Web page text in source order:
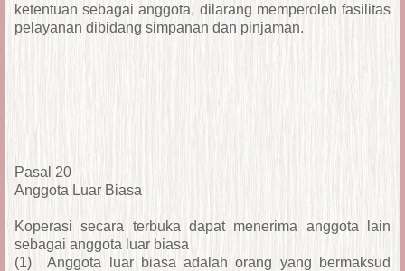
ketentuan sebagai anggota, dilarang memperoleh fasilitas
pelayanan dibidang simpanan dan pinjaman.
Pasal 20
Anggota Luar Biasa
Koperasi secara terbuka dapat menerima anggota lain
sebagai anggota luar biasa
(1)
Anggota luar biasa adalah orang yang bermaksud